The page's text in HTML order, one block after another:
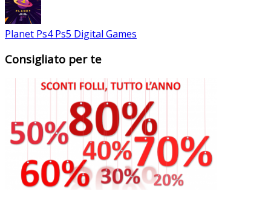
Planet Ps4 Ps5 Digital Games
Consigliato per te